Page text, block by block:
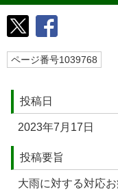
ページ番号1039768
投稿日
2023年7月17日
投稿要旨
⼤⾬に対する対応お